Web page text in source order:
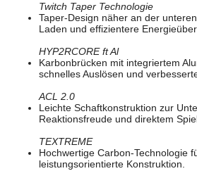
Twitch Taper Technologie
Taper-Design näher an der
Laden und effizientere
HYP2RCORE ft Al
Karbonbrücken mit integriertem
schnelles Auslösen und
ACL 2.0
Leichte Schaftkonstruktion zur
Reaktionsfreude und direktem
TEXTREME
Hochwertige Carbon-Technologie
leistungsorientierte Konstruktion.